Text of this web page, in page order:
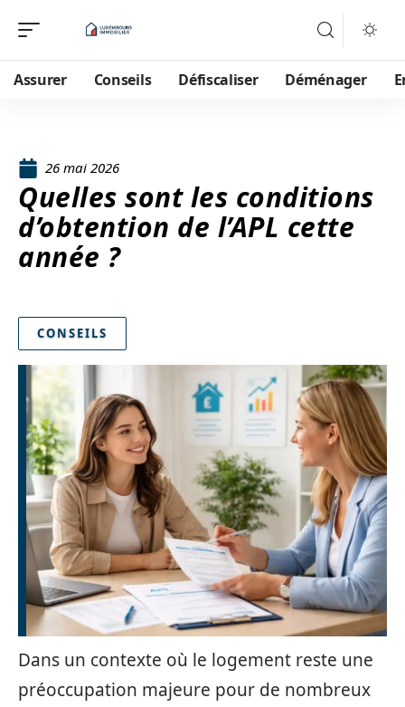
Assurer Conseils Défiscaliser Déménager
26 mai 2026
Quelles sont les conditions
d’obtention de l’APL cette
année ?
CONSEILS
Dans un contexte où le logement reste une
préoccupation majeure pour de nombreux